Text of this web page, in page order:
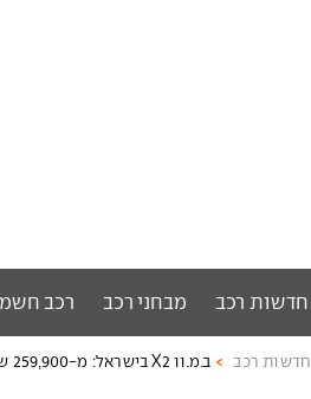
חדשות רכב מבחני רכב רכב
חדשות רכב ב.מ.וו X2 בישראל: מ-259,900 שקל